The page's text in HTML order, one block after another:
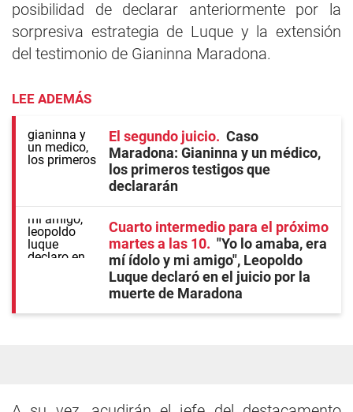
posibilidad de declarar anteriormente por la
sorpresiva estrategia de Luque y la extensión
del testimonio de Gianinna Maradona.
LEE ADEMÁS
El segundo juicio
Caso
Maradona: Gianinna y un médico,
los primeros testigos que
declararán
Cuarto intermedio para el próximo
martes a las 10
"Yo lo amaba, era
mí ídolo y mi amigo", Leopoldo
Luque declaró en el juicio por la
muerte de Maradona